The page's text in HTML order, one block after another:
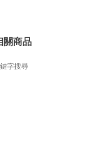
關商品
字搜尋